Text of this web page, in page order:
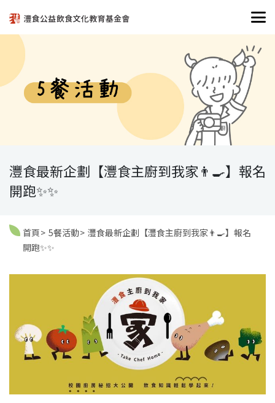
灃食最新企劃【灃食主廚到我家👨‍🍳】報名
開跑✨✨
首頁 5餐活動
灃食最新企劃【灃食主廚到我家👨‍🍳】報名
開跑✨✨